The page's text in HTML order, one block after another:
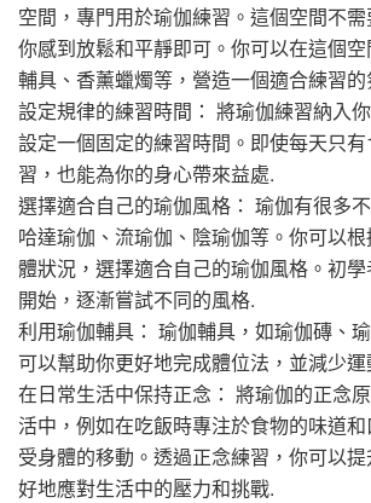
空間，專門用於瑜伽練習。這個空間不
你感到放鬆和平靜即可。你可以在這個空
輔具、香薰蠟燭等，營造一個適合練習的
設定規律的練習時間： 將瑜伽練習納入
設定一個固定的練習時間。即使每天只
習，也能為你的身心帶來益處.
選擇適合自己的瑜伽風格： 瑜伽有很多
哈達瑜伽、流瑜伽、陰瑜伽等。你可以
體狀況，選擇適合自己的瑜伽風格。初
開始，逐漸嘗試不同的風格.
利用瑜伽輔具： 瑜伽輔具，如瑜伽磚、
可以幫助你更好地完成體位法，並減少運
在日常生活中保持正念： 將瑜伽的正念
活中，例如在吃飯時專注於食物的味道
受身體的移動。透過正念練習，你可以
好地應對生活中的壓力和挑戰.